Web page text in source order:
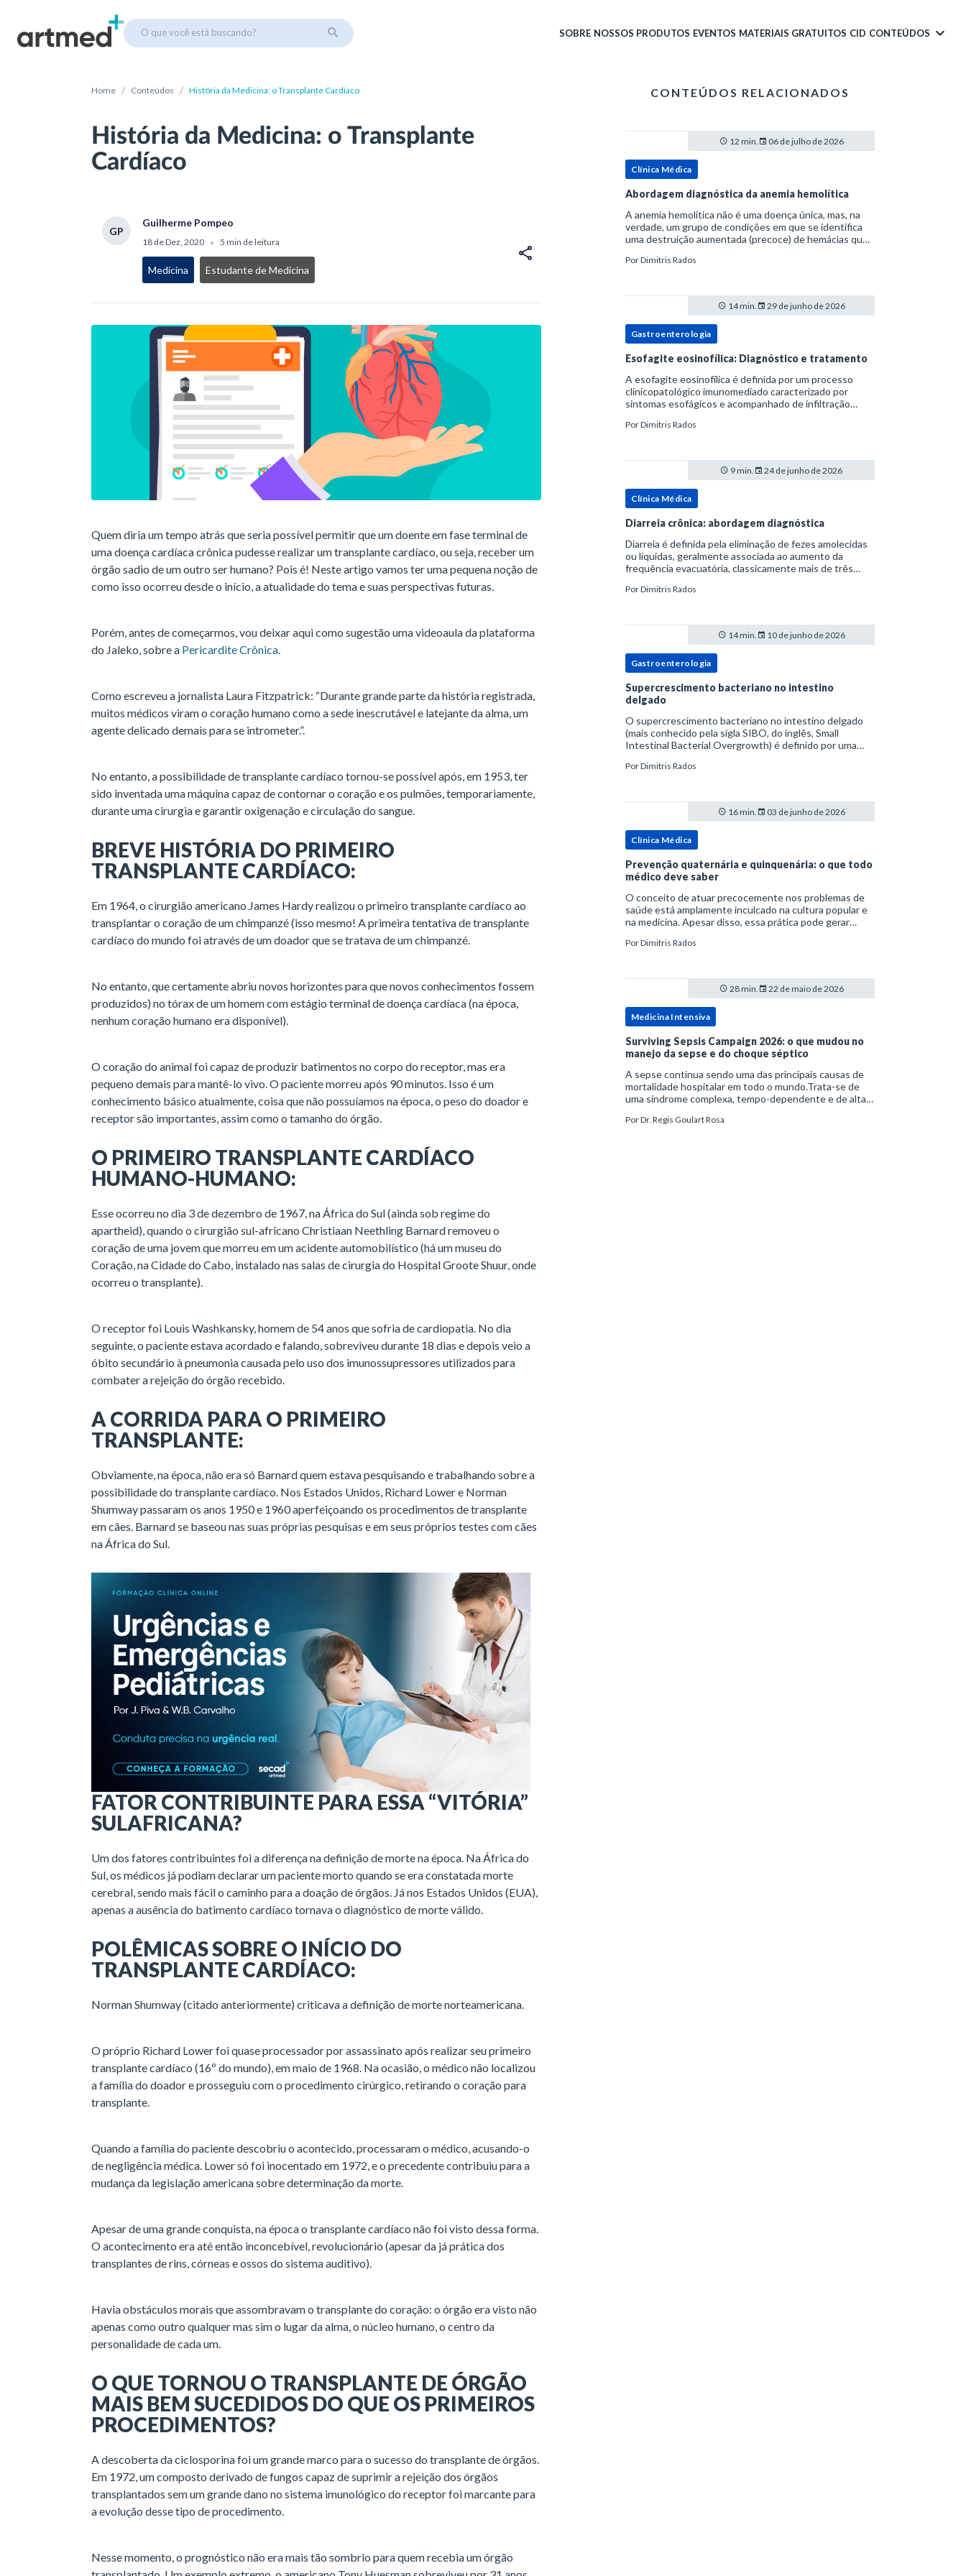
O que você está buscando? SOBRE NOSSOS PRODUTOS EVENTOS MATERIAIS GRATUITOS CID CONTEÚDOS
Home / Conteúdos / História da Medicina: o Transplante Cardíaco
História da Medicina: o Transplante
Cardíaco
GP
Guilherme Pompeo
18 de Dez, 2020 • 5 min de leitura
Medicina Estudante de Medicina
Quem diria um tempo atrás que seria possível permitir que um doente em fase terminal de
uma doença cardíaca crônica pudesse realizar um transplante cardíaco, ou seja, receber um
órgão sadio de um outro ser humano? Pois é! Neste artigo vamos ter uma pequena noção de
como isso ocorreu desde o início, a atualidade do tema e suas perspectivas futuras.
Porém, antes de começarmos, vou deixar aqui como sugestão uma videoaula da plataforma
do Jaleko, sobre a Pericardite Crônica.
Como escreveu a jornalista Laura Fitzpatrick: “Durante grande parte da história registrada,
muitos médicos viram o coração humano como a sede inescrutável e latejante da alma, um
agente delicado demais para se intrometer.”.
No entanto, a possibilidade de transplante cardíaco tornou-se possível após, em 1953, ter
sido inventada uma máquina capaz de contornar o coração e os pulmões, temporariamente,
durante uma cirurgia e garantir oxigenação e circulação do sangue.
BREVE HISTÓRIA DO PRIMEIRO
TRANSPLANTE CARDÍACO:
Em 1964, o cirurgião americano James Hardy realizou o primeiro transplante cardíaco ao
transplantar o coração de um chimpanzé (isso mesmo! A primeira tentativa de transplante
cardíaco do mundo foi através de um doador que se tratava de um chimpanzé.
No entanto, que certamente abriu novos horizontes para que novos conhecimentos fossem
produzidos) no tórax de um homem com estágio terminal de doença cardíaca (na época,
nenhum coração humano era disponível).
O coração do animal foi capaz de produzir batimentos no corpo do receptor, mas era
pequeno demais para mantê-lo vivo. O paciente morreu após 90 minutos. Isso é um
conhecimento básico atualmente, coisa que não possuíamos na época, o peso do doador e
receptor são importantes, assim como o tamanho do órgão.
O PRIMEIRO TRANSPLANTE CARDÍACO
HUMANO-HUMANO:
Esse ocorreu no dia 3 de dezembro de 1967, na África do Sul (ainda sob regime do
apartheid), quando o cirurgião sul-africano Christiaan Neethling Barnard removeu o
coração de uma jovem que morreu em um acidente automobilístico (há um museu do
Coração, na Cidade do Cabo, instalado nas salas de cirurgia do Hospital Groote Shuur, onde
ocorreu o transplante).
O receptor foi Louis Washkansky, homem de 54 anos que sofria de cardiopatia. No dia
seguinte, o paciente estava acordado e falando, sobreviveu durante 18 dias e depois veio a
óbito secundário à pneumonia causada pelo uso dos imunossupressores utilizados para
combater a rejeição do órgão recebido.
A CORRIDA PARA O PRIMEIRO
TRANSPLANTE:
Obviamente, na época, não era só Barnard quem estava pesquisando e trabalhando sobre a
possibilidade do transplante cardíaco. Nos Estados Unidos, Richard Lower e Norman
Shumway passaram os anos 1950 e 1960 aperfeiçoando os procedimentos de transplante
em cães. Barnard se baseou nas suas próprias pesquisas e em seus próprios testes com cães
na África do Sul.
FATOR CONTRIBUINTE PARA ESSA “VITÓRIA”
SULAFRICANA?
Um dos fatores contribuintes foi a diferença na definição de morte na época. Na África do
Sul, os médicos já podiam declarar um paciente morto quando se era constatada morte
cerebral, sendo mais fácil o caminho para a doação de órgãos. Já nos Estados Unidos (EUA),
apenas a ausência do batimento cardíaco tornava o diagnóstico de morte válido.
POLÊMICAS SOBRE O INÍCIO DO
TRANSPLANTE CARDÍACO:
Norman Shumway (citado anteriormente) criticava a definição de morte norteamericana.
O próprio Richard Lower foi quase processador por assassinato após realizar seu primeiro
transplante cardíaco (16º do mundo), em maio de 1968. Na ocasião, o médico não localizou
a família do doador e prosseguiu com o procedimento cirúrgico, retirando o coração para
transplante.
Quando a família do paciente descobriu o acontecido, processaram o médico, acusando-o
de negligência médica. Lower só foi inocentado em 1972, e o precedente contribuiu para a
mudança da legislação americana sobre determinação da morte.
Apesar de uma grande conquista, na época o transplante cardíaco não foi visto dessa forma.
O acontecimento era até então inconcebível, revolucionário (apesar da já prática dos
transplantes de rins, córneas e ossos do sistema auditivo).
Havia obstáculos morais que assombravam o transplante do coração: o órgão era visto não
apenas como outro qualquer mas sim o lugar da alma, o núcleo humano, o centro da
personalidade de cada um.
O QUE TORNOU O TRANSPLANTE DE ÓRGÃO
MAIS BEM SUCEDIDOS DO QUE OS PRIMEIROS
PROCEDIMENTOS?
A descoberta da ciclosporina foi um grande marco para o sucesso do transplante de órgãos.
Em 1972, um composto derivado de fungos capaz de suprimir a rejeição dos órgãos
transplantados sem um grande dano no sistema imunológico do receptor foi marcante para
a evolução desse tipo de procedimento.
Nesse momento, o prognóstico não era mais tão sombrio para quem recebia um órgão
CONTEÚDOS RELACIONADOS
12 min. 06 de julho de 2026
Clínica Médica
Abordagem diagnóstica da anemia hemolítica
A anemia hemolítica não é uma doença única, mas, na
verdade, um grupo de condições em que se identifica
uma destruição aumentada (precoce) de hemácias que
óssea.Como a vida média normal da hemácia é de apro
PorDimitris Rados
14 min. 29 de junho de 2026
Gastroenterologia
Esofagite eosinofílica: Diagnóstico e tratamento
A esofagite eosinofílica é definida por um processo
clinicopatológico imunomediado caracterizado por
sintomas esofágicos e acompanhado de infiltração
dentro do espectro da doença do refluxo gastr
PorDimitris Rados
9 min. 24 de junho de 2026
Clínica Médica
Diarreia crônica: abordagem diagnóstica
Diarreia é definida pela eliminação de fezes amolecidas
ou líquidas, geralmente associada ao aumento da
frequência evacuatória, classicamente mais de três
prática, a consistência das fezes costuma s
PorDimitris Rados
14 min. 10 de junho de 2026
Gastroenterologia
Supercrescimento bacteriano no intestino
delgado
O supercrescimento bacteriano no intestino delgado
(mais conhecido pela sigla SIBO, do inglês, Small
Intestinal Bacterial Overgrowth) é definido por uma
específica de disbiose do trato digestivo. P
PorDimitris Rados
16 min. 03 de junho de 2026
Clínica Médica
Prevenção quaternária e quinquenária: o que todo
médico deve saber
O conceito de atuar precocemente nos problemas de
saúde está amplamente inculcado na cultura popular e
na medicina. Apesar disso, essa prática pode gerar
tratamentos podem advir de prevenção excessiva
PorDimitris Rados
28 min. 22 de maio de 2026
Medicina Intensiva
Surviving Sepsis Campaign 2026: o que mudou no
manejo da sepse e do choque séptico
A sepse continua sendo uma das principais causas de
mortalidade hospitalar em todo o mundo.Trata-se de
uma síndrome complexa, tempo-dependente e de alta
manejo estruturado são determinantes para o desfe
PorDr. Regis Goulart Rosa